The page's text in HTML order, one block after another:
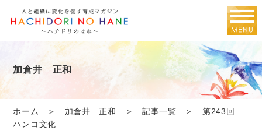
加倉井 正和
ホーム ＞ 加倉井 正和 ＞ 記事一覧 ＞ 第243回
ハンコ文化